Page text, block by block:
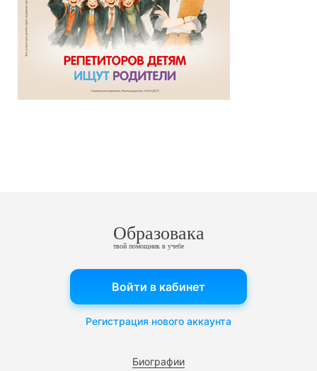
Образовака
твой помощник в учебе
Биографии
Войти в кабинет
Регистрация нового аккаунта